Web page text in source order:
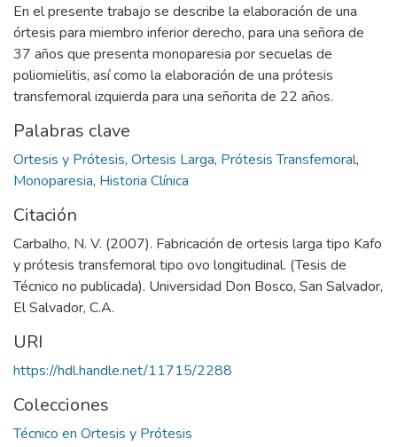
En el presente trabajo se describe la elaboración de una
órtesis para miembro inferior derecho, para una señora de
37 años que presenta monoparesia por secuelas de
poliomielitis, así como la elaboración de una prótesis
transfemoral izquierda para una señorita de 22 años.
Palabras clave
Ortesis y Prótesis, Ortesis Larga, Prótesis Transfemoral,
Monoparesia, Historia Clínica
Citación
Carbalho, N. V. (2007). Fabricación de ortesis larga tipo Kafo
y prótesis transfemoral tipo ovo longitudinal. (Tesis de
Técnico no publicada). Universidad Don Bosco, San Salvador,
El Salvador, C.A.
URI
https://hdl.handle.net/11715/2288
Colecciones
Técnico en Ortesis y Prótesis